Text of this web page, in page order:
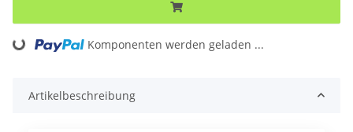
Loading... Komponenten werden geladen ...
Artikelbeschreibung